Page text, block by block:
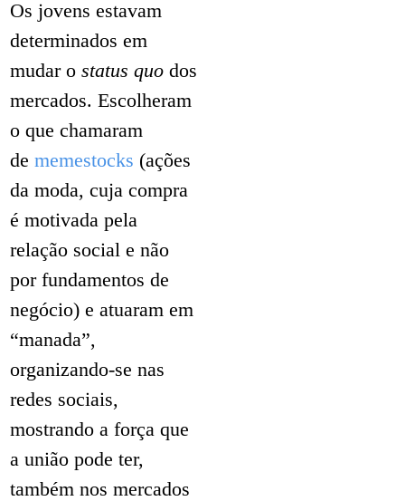
Os jovens estavam
determinados em
mudar o status quo dos
mercados. Escolheram
o que chamaram
de memestocks (ações
da moda, cuja compra
é motivada pela
relação social e não
por fundamentos de
negócio) e atuaram em
“manada”,
organizando-se nas
redes sociais,
mostrando a força que
a união pode ter,
também nos mercados